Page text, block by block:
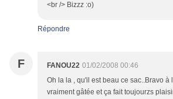
<br /> Bizzz :o)
Répondre
F FANOU22 01/02/2008 00:46
Oh la la , qu'il est beau ce sac..Bravo à
vraiment gâtée et ça fait toujourzs